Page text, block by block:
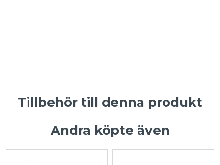
Tillbehör till denna produkt
Andra köpte även